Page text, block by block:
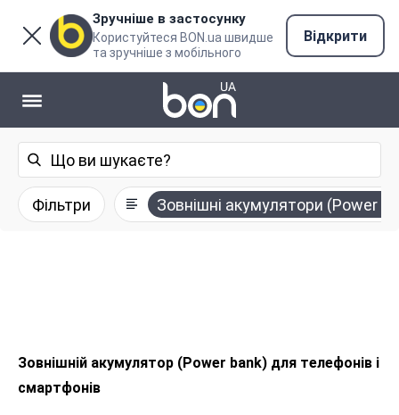
Зручніше в застосунку
Користуйтеся BON.ua швидше
та зручніше з мобільного
Відкрити
Фільтри Зовнішні акумулятори (Power
Зовнішній акумулятор (Power bank) для телефонів і
смартфонів